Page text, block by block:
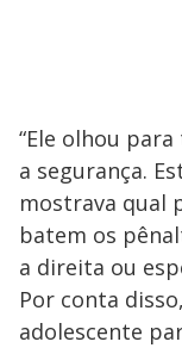
“Ele olhou
a segurança.
mostrava qual
batem os
a direita ou
Por conta
adolescente